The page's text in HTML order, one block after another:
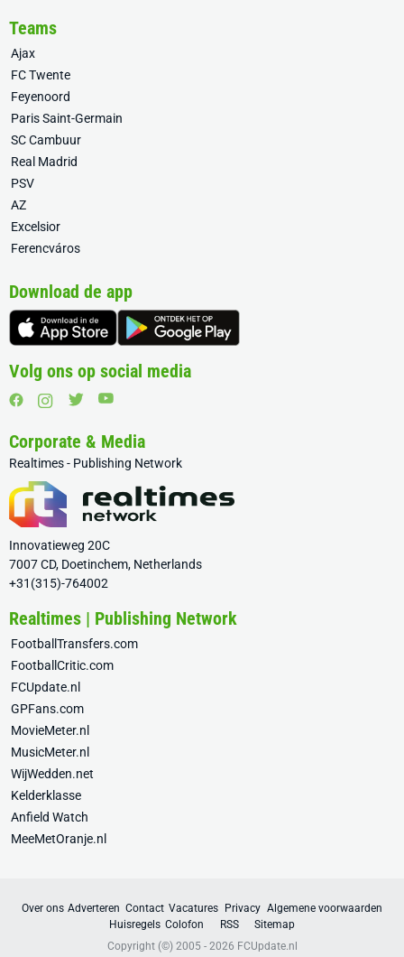
Teams
Ajax
FC Twente
Feyenoord
Paris Saint-Germain
SC Cambuur
Real Madrid
PSV
AZ
Excelsior
Ferencváros
Download de app
Volg ons op social media
Corporate & Media
Realtimes - Publishing Network
Innovatieweg 20C
7007 CD, Doetinchem, Netherlands
+31(315)-764002
Realtimes | Publishing Network
FootballTransfers.com
FootballCritic.com
FCUpdate.nl
GPFans.com
MovieMeter.nl
MusicMeter.nl
WijWedden.net
Kelderklasse
Anfield Watch
MeeMetOranje.nl
Over ons Adverteren Contact Vacatures Privacy Algemene voorwaarden
Huisregels Colofon RSS
Sitemap
Copyright (©) 2005 - 2026 FCUpdate.nl